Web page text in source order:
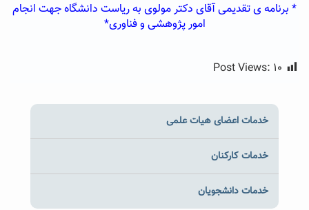
* برنامه ی تقدیمی آقای دکتر مولوی به ریاست دانشگاه جهت انجام
امور پژوهشی و فناوری*
Post Views: ۱۰
خدمات اعضای هیات علمی
خدمات کارکنان
خدمات دانشجویان